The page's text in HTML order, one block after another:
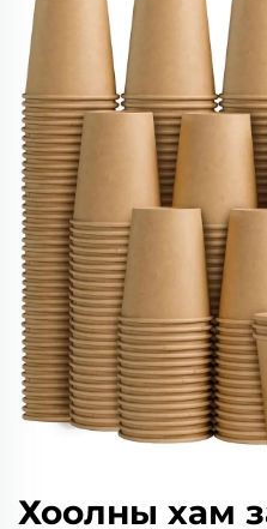
Хоолны хам